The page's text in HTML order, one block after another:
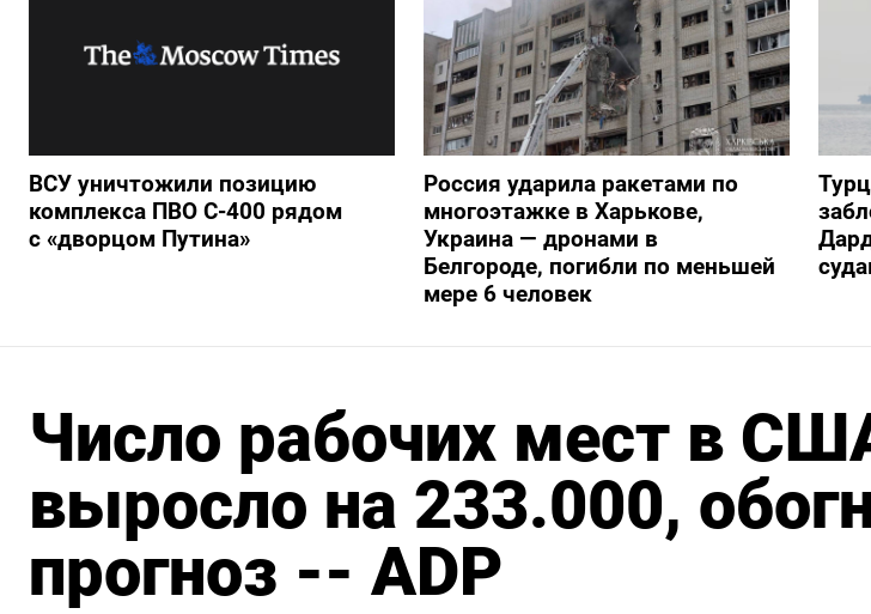
ВСУ уничтожили позицию
комплекса ПВО С-400 рядом
с «дворцом Путина»
Россия ударила ракетами по
многоэтажке в Харькове,
Украина — дронами в
Белгороде, погибли по меньшей
мере 6 человек
Число рабочих мест в
выросло на 233.000,
прогноз -- ADP